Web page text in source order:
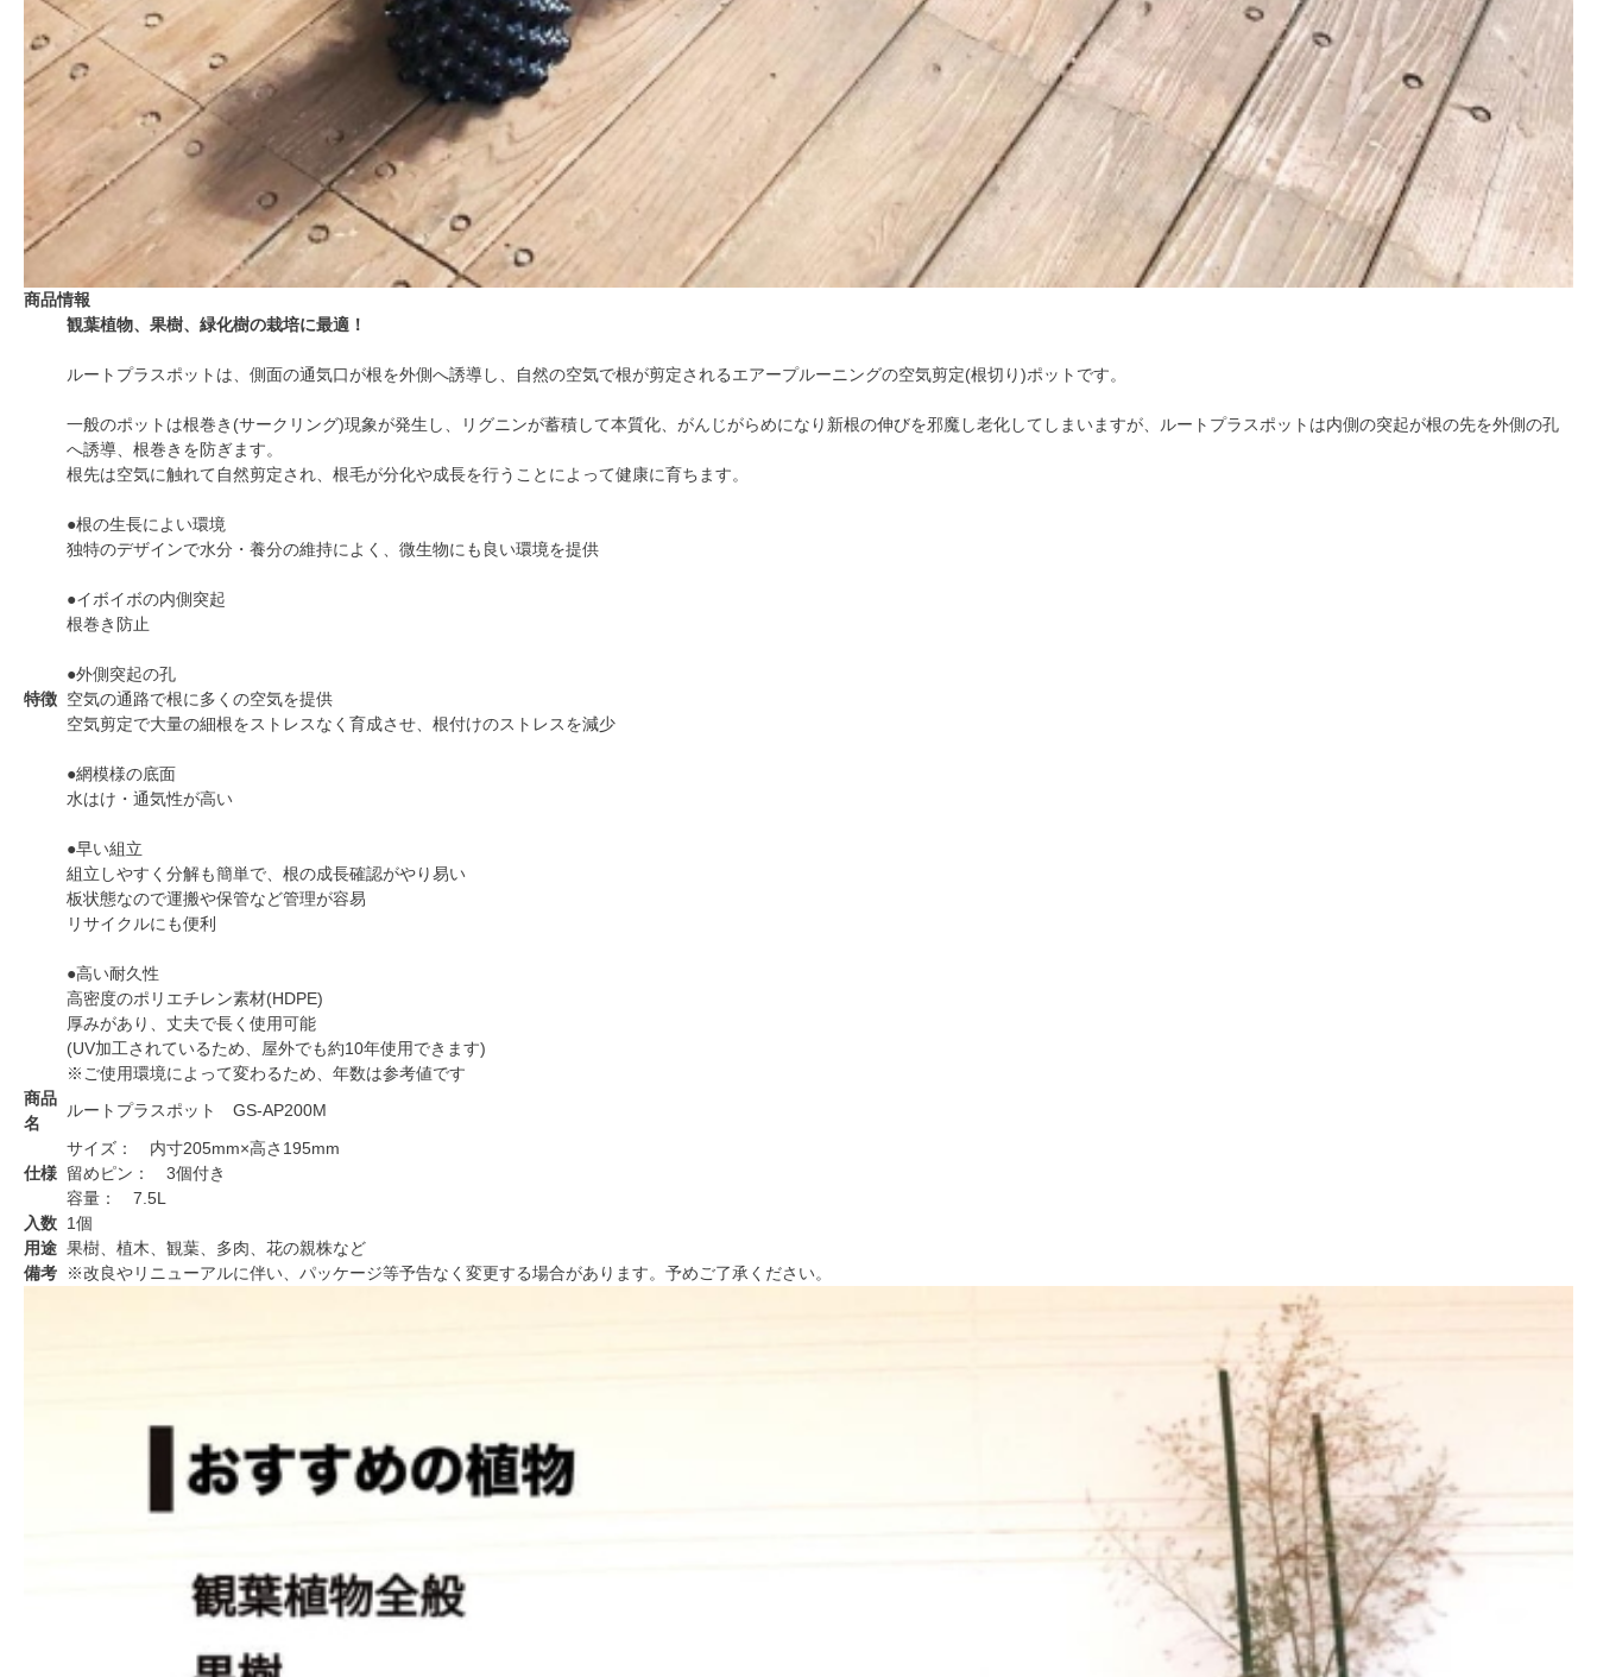
商品情報
特徴
観葉植物、果樹、緑化樹の栽培に最適！
ルートプラスポットは、側面の通気口が根を外側へ誘導し、自然の空気で根が剪定されるエアープルーニングの空気剪定(根切り)ポットです。
一般のポットは根巻き(サークリング)現象が発生し、リグニンが蓄積して本質化、がんじがらめになり新根の伸びを邪魔し老化してしまいますが、ルートプラスポットは内側の突起が根の先を外側の孔
へ誘導、根巻きを防ぎます。
根先は空気に触れて自然剪定され、根毛が分化や成長を行うことによって健康に育ちます。
●根の生長によい環境
独特のデザインで水分・養分の維持によく、微生物にも良い環境を提供
●イボイボの内側突起
根巻き防止
●外側突起の孔
空気の通路で根に多くの空気を提供
空気剪定で大量の細根をストレスなく育成させ、根付けのストレスを減少
●網模様の底面
水はけ・通気性が高い
●早い組立
組立しやすく分解も簡単で、根の成長確認がやり易い
板状態なので運搬や保管など管理が容易
リサイクルにも便利
●高い耐久性
高密度のポリエチレン素材(HDPE)
厚みがあり、丈夫で長く使用可能
(UV加工されているため、屋外でも約10年使用できます)
※ご使用環境によって変わるため、年数は参考値です
商品
名
ルートプラスポット GS-AP200M
仕様
サイズ： 内寸205mm×高さ195mm
留めピン： 3個付き
容量： 7.5L
入数 1個
用途 果樹、植木、観葉、多肉、花の親株など
備考
※改良やリニューアルに伴い、パッケージ等予告なく変更する場合があります。予めご了承ください。